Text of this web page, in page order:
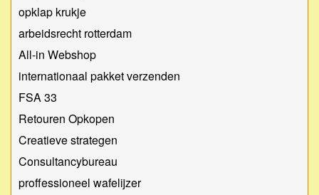
opklap krukje
arbeidsrecht rotterdam
All-in Webshop
internationaal pakket verzenden
FSA 33
Retouren Opkopen
Creatieve strategen
Consultancybureau
proffessioneel wafelijzer